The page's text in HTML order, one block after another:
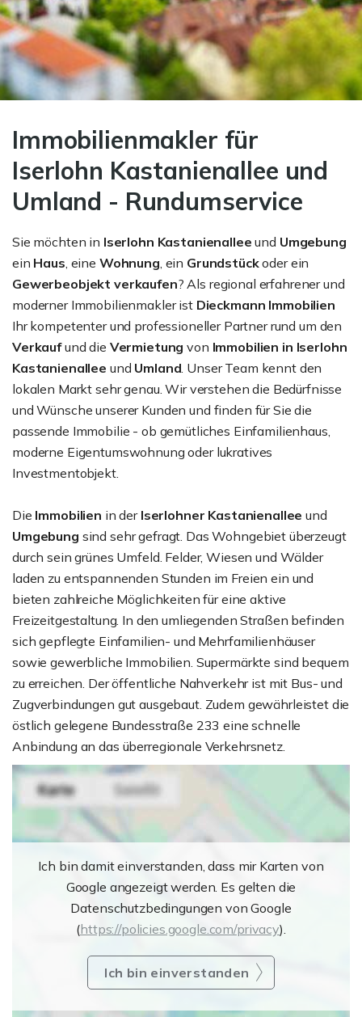
Immobilienmakler für
Iserlohn Kastanienallee und
Umland - Rundumservice
Sie möchten in Iserlohn Kastanienalleeund Umgebung
ein Haus, eine Wohnung, ein Grundstückoder ein
Gewerbeobjekt verkaufen? Als regional erfahrener und
moderner Immobilienmakler ist Dieckmann Immobilien
Ihr kompetenter und professioneller Partner rund um den
Verkaufund die Vermietungvon Immobilien in Iserlohn
Kastanienallee und Umland. Unser Team kennt den
lokalen Markt sehr genau. Wir verstehen die Bedürfnisse
und Wünsche unserer Kunden und finden für Sie die
passende Immobilie - ob gemütliches Einfamilienhaus,
moderne Eigentumswohnung oder lukratives
Investmentobjekt.
Die Immobilien in der Iserlohner Kastanienalleeund
Umgebung sind sehr gefragt. Das Wohngebiet überzeugt
durch sein grünes Umfeld. Felder, Wiesen und Wälder
laden zu entspannenden Stunden im Freien ein und
bieten zahlreiche Möglichkeiten für eine aktive
Freizeitgestaltung. In den umliegenden Straßen befinden
sich gepflegte Einfamilien- und Mehrfamilienhäuser
sowie gewerbliche Immobilien. Supermärkte sind bequem
zu erreichen. Der öffentliche Nahverkehr ist mit Bus- und
Zugverbindungen gut ausgebaut. Zudem gewährleistet die
östlich gelegene Bundesstraße 233 eine schnelle
Anbindung an das überregionale Verkehrsnetz.
Ich bin damit einverstanden, dass mir Karten von
Google angezeigt werden. Es gelten die
Datenschutzbedingungen von Google
(https://policies.google.com/privacy).
Ich bin einverstanden